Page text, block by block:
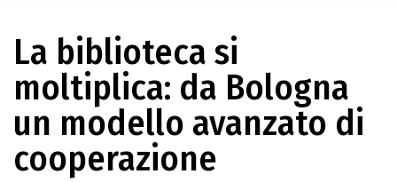
La biblioteca si
moltiplica: da Bologna
un modello avanzato di
cooperazione